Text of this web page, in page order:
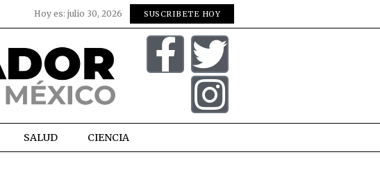
Hoy es: julio 30, 2026 SUSCRIBETE HOY
SALUD CIENCIA